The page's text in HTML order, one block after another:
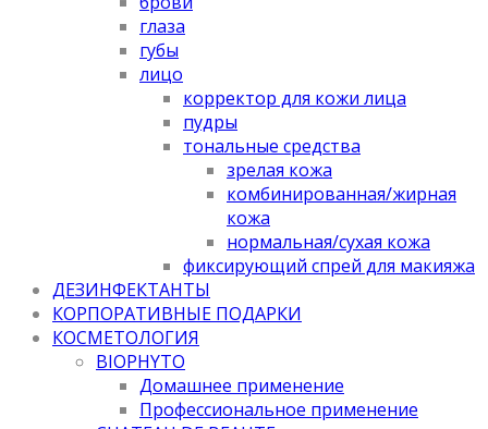
глаза
губы
лицо
корректор для кожи лица
пудры
тональные средства
зрелая кожа
комбинированная/жирная
кожа
нормальная/cухая кожа
фиксирующий спрей для макияжа
ДЕЗИНФЕКТАНТЫ
КОРПОРАТИВНЫЕ ПОДАРКИ
КОСМЕТОЛОГИЯ
BIOPHYTO
Домашнее применение
Профессиональное применение